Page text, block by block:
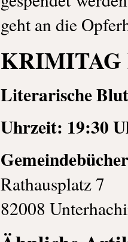
geht an die
KRIMITAG
Literarische
Uhrzeit: 19:30
Rathausplatz 7
82008